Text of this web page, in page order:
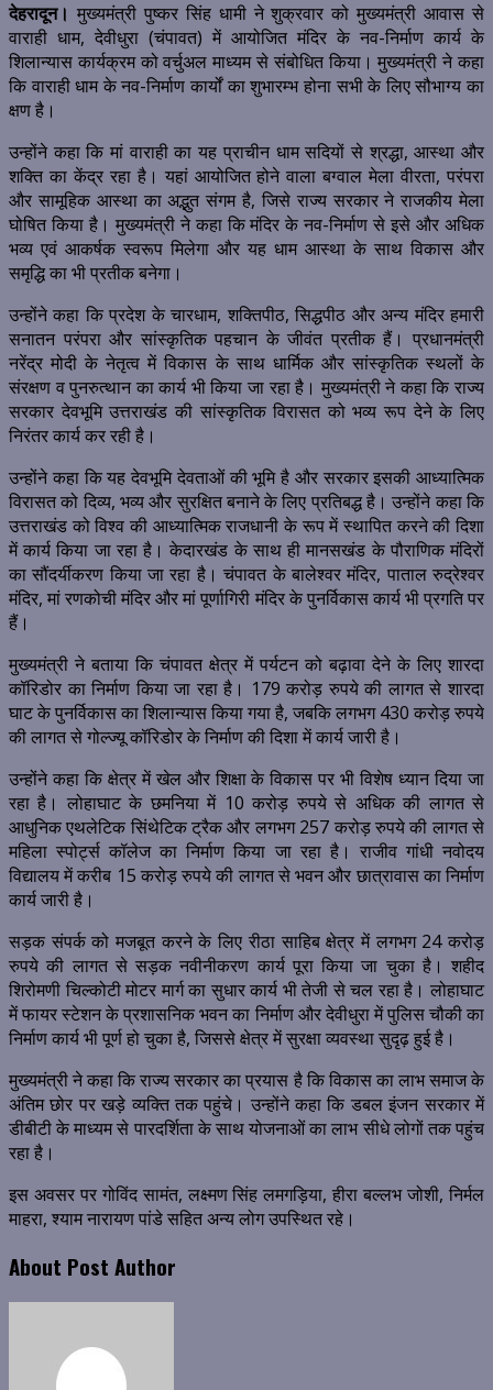
देहरादून। मुख्यमंत्री पुष्कर सिंह धामी ने शुक्रवार को मुख्यमंत्री आवास से
वाराही धाम, देवीधुरा (चंपावत) में आयोजित मंदिर के नव-निर्माण कार्य के
शिलान्यास कार्यक्रम को वर्चुअल माध्यम से संबोधित किया। मुख्यमंत्री ने कहा
कि वाराही धाम के नव-निर्माण कार्यों का शुभारम्भ होना सभी के लिए सौभाग्य का
क्षण है।
उन्होंने कहा कि मां वाराही का यह प्राचीन धाम सदियों से श्रद्धा, आस्था और
शक्ति का केंद्र रहा है। यहां आयोजित होने वाला बग्वाल मेला वीरता, परंपरा
और सामूहिक आस्था का अद्भुत संगम है, जिसे राज्य सरकार ने राजकीय मेला
घोषित किया है। मुख्यमंत्री ने कहा कि मंदिर के नव-निर्माण से इसे और अधिक
भव्य एवं आकर्षक स्वरूप मिलेगा और यह धाम आस्था के साथ विकास और
समृद्धि का भी प्रतीक बनेगा।
उन्होंने कहा कि प्रदेश के चारधाम, शक्तिपीठ, सिद्धपीठ और अन्य मंदिर हमारी
सनातन परंपरा और सांस्कृतिक पहचान के जीवंत प्रतीक हैं। प्रधानमंत्री
नरेंद्र मोदी के नेतृत्व में विकास के साथ धार्मिक और सांस्कृतिक स्थलों के
संरक्षण व पुनरुत्थान का कार्य भी किया जा रहा है। मुख्यमंत्री ने कहा कि राज्य
सरकार देवभूमि उत्तराखंड की सांस्कृतिक विरासत को भव्य रूप देने के लिए
निरंतर कार्य कर रही है।
उन्होंने कहा कि यह देवभूमि देवताओं की भूमि है और सरकार इसकी आध्यात्मिक
विरासत को दिव्य, भव्य और सुरक्षित बनाने के लिए प्रतिबद्ध है। उन्होंने कहा कि
उत्तराखंड को विश्व की आध्यात्मिक राजधानी के रूप में स्थापित करने की दिशा
में कार्य किया जा रहा है। केदारखंड के साथ ही मानसखंड के पौराणिक मंदिरों
का सौंदर्यीकरण किया जा रहा है। चंपावत के बालेश्वर मंदिर, पाताल रुद्रेश्वर
मंदिर, मां रणकोची मंदिर और मां पूर्णागिरी मंदिर के पुनर्विकास कार्य भी प्रगति पर
हैं।
मुख्यमंत्री ने बताया कि चंपावत क्षेत्र में पर्यटन को बढ़ावा देने के लिए शारदा
कॉरिडोर का निर्माण किया जा रहा है। 179 करोड़ रुपये की लागत से शारदा
घाट के पुनर्विकास का शिलान्यास किया गया है, जबकि लगभग 430 करोड़ रुपये
की लागत से गोल्ज्यू कॉरिडोर के निर्माण की दिशा में कार्य जारी है।
उन्होंने कहा कि क्षेत्र में खेल और शिक्षा के विकास पर भी विशेष ध्यान दिया जा
रहा है। लोहाघाट के छमनिया में 10 करोड़ रुपये से अधिक की लागत से
आधुनिक एथलेटिक सिंथेटिक ट्रैक और लगभग 257 करोड़ रुपये की लागत से
महिला स्पोर्ट्स कॉलेज का निर्माण किया जा रहा है। राजीव गांधी नवोदय
विद्यालय में करीब 15 करोड़ रुपये की लागत से भवन और छात्रावास का निर्माण
कार्य जारी है।
सड़क संपर्क को मजबूत करने के लिए रीठा साहिब क्षेत्र में लगभग 24 करोड़
रुपये की लागत से सड़क नवीनीकरण कार्य पूरा किया जा चुका है। शहीद
शिरोमणी चिल्कोटी मोटर मार्ग का सुधार कार्य भी तेजी से चल रहा है। लोहाघाट
में फायर स्टेशन के प्रशासनिक भवन का निर्माण और देवीधुरा में पुलिस चौकी का
निर्माण कार्य भी पूर्ण हो चुका है, जिससे क्षेत्र में सुरक्षा व्यवस्था सुदृढ़ हुई है।
मुख्यमंत्री ने कहा कि राज्य सरकार का प्रयास है कि विकास का लाभ समाज के
अंतिम छोर पर खड़े व्यक्ति तक पहुंचे। उन्होंने कहा कि डबल इंजन सरकार में
डीबीटी के माध्यम से पारदर्शिता के साथ योजनाओं का लाभ सीधे लोगों तक पहुंच
रहा है।
इस अवसर पर गोविंद सामंत, लक्ष्मण सिंह लमगड़िया, हीरा बल्लभ जोशी, निर्मल
माहरा, श्याम नारायण पांडे सहित अन्य लोग उपस्थित रहे।
About Post Author